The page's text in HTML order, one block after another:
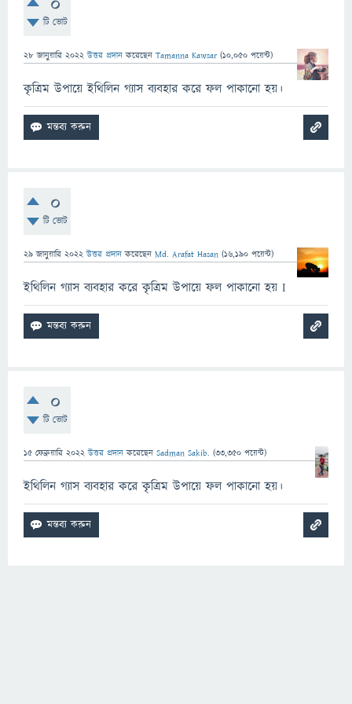
টি ভোট
28 জানুয়ারি 2022 উত্তর প্রদান করেছেন Tamanna Kawsar (10,050 পয়েন্ট)
কৃত্রিম উপায়ে ইথিলিন গ্যাস ব্যবহার করে ফল পাকানো হয়।
0
টি ভোট
29 জানুয়ারি 2022 উত্তর প্রদান করেছেন Md. Arafat Hasan (16,190 পয়েন্ট)
ইথিলিন গ্যাস ব্যবহার করে কৃত্রিম উপায়ে ফল পাকানো হয় I
0
টি ভোট
15 ফেব্রুয়ারি 2022 উত্তর প্রদান করেছেন Sadman Sakib. (33,350 পয়েন্ট)
ইথিলিন গ্যাস ব্যবহার করে কৃত্রিম উপায়ে ফল পাকানো হয়।